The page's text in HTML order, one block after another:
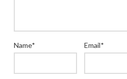
Name* Email*